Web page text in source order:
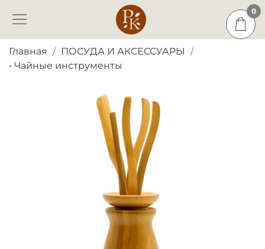
0
Главная
ПОСУДА И АКСЕССУАРЫ
• Чайные инструменты
0